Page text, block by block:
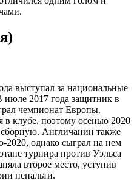
выступал за национальные
июле 2017 года защитник в
чемпионат Европы.
клубе, поэтому осенью 2020
Англичанин также
2020, однако сыграл на нем
турнира против Уэльса
второе место, уступив
пенальти.